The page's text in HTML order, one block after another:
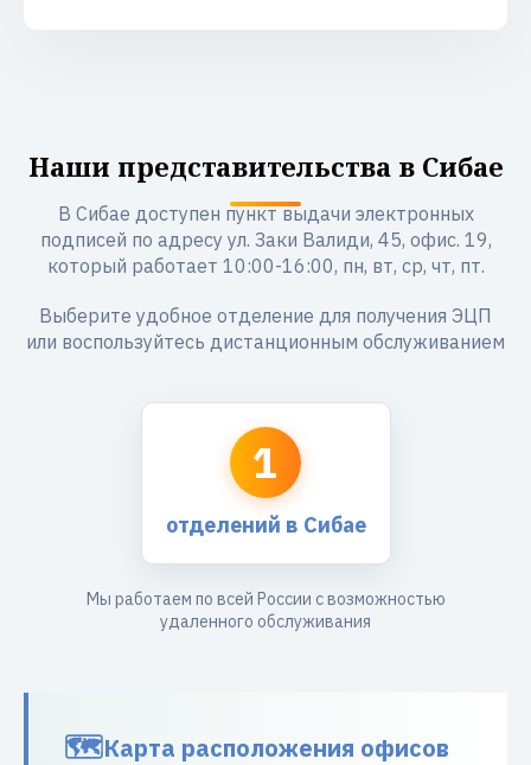
Наши представительства в Сибае
В Сибае доступен пункт выдачи электронных
подписей по адресу ул. Заки Валиди, 45, офис. 19,
который работает 10:00-16:00, пн, вт, ср, чт, пт.
Выберите удобное отделение для получения ЭЦП
или воспользуйтесь дистанционным обслуживанием
1
отделений в Сибае
Мы работаем по всей России с возможностью
удаленного обслуживания
Карта расположения офисов